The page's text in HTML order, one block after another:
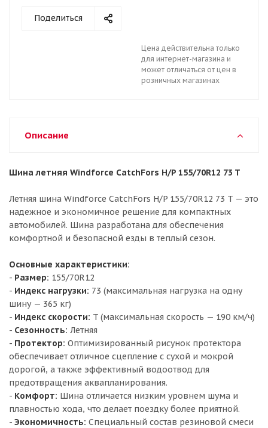
Поделиться
Цена действительна только
для интернет-магазина и
может отличаться от цен в
розничных магазинах
Описание
Шина летняя Windforce CatchFors H/P 155/70R12 73 T
Летняя шина Windforce CatchFors H/P 155/70R12 73 T — это
надежное и экономичное решение для компактных
автомобилей. Шина разработана для обеспечения
комфортной и безопасной езды в теплый сезон.
Основные характеристики:
- Размер: 155/70R12
- Индекс нагрузки: 73 (максимальная нагрузка на одну
шину — 365 кг)
- Индекс скорости: T (максимальная скорость — 190 км/ч)
- Сезонность: Летняя
- Протектор: Оптимизированный рисунок протектора
обеспечивает отличное сцепление с сухой и мокрой
дорогой, а также эффективный водоотвод для
предотвращения аквапланирования.
- Комфорт: Шина отличается низким уровнем шума и
плавностью хода, что делает поездку более приятной.
- Экономичность: Специальный состав резиновой смеси